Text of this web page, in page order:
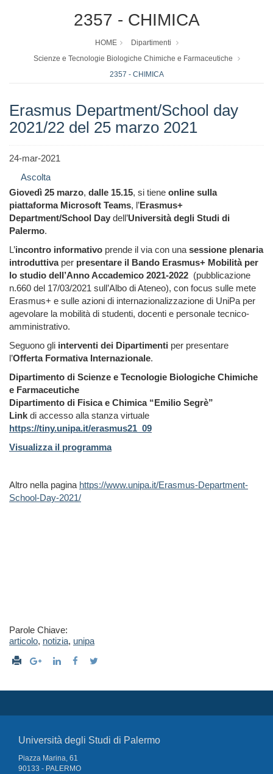
2357 - CHIMICA
HOME
Dipartimenti
Scienze e Tecnologie Biologiche Chimiche e Farmaceutiche
2357 - CHIMICA
Erasmus Department/School day
2021/22 del 25 marzo 2021
24-mar-2021
Ascolta
Giovedì 25 marzo, dalle 15.15, si tiene online sulla
piattaforma Microsoft Teams, l’Erasmus+
Department/School Day dell’Università degli Studi di
Palermo.
L’incontro informativo prende il via con unasessione plenaria
introduttivaper presentare il Bando Erasmus+ Mobilità per
lo studio dell’Anno Accademico 2021-2022 (pubblicazione
n.660 del 17/03/2021 sull’Albo di Ateneo), con focus sulle mete
Erasmus+ e sulle azioni di internazionalizzazione di UniPa per
agevolare la mobilità di studenti, docenti e personale tecnico-
amministrativo.
Seguono gli interventi dei Dipartimenti per presentare
l’Offerta Formativa Internazionale.
Dipartimento di Scienze e Tecnologie Biologiche Chimiche
e Farmaceutiche
Dipartimento di Fisica e Chimica “Emilio Segrè”
Link di accesso alla stanza virtuale
https://tiny.unipa.it/erasmus21_09
Visualizza il programma
Altro nella pagina https://www.unipa.it/Erasmus-Department-
School-Day-2021/
Parole Chiave:
articolo, notizia, unipa
Università degli Studi di Palermo
Piazza Marina, 61
90133 - PALERMO